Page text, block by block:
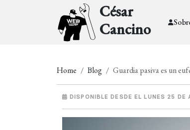
César
Cancino
Home Blog Guardia pasiva es un
DISPONIBLE DESDE EL LUNES 25